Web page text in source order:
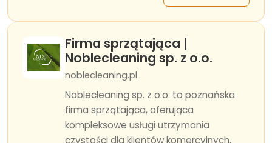
Firma sprzątająca |
Noblecleaning sp. z o.o.
noblecleaning.pl
Noblecleaning sp. z o.o. to poznańska
firma sprzątająca, oferująca
kompleksowe usługi utrzymania
czystości dla klientów komercyjnych,